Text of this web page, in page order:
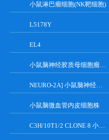
小鼠淋巴瘤细胞(NK靶细胞)
L5178Y
EL4
小鼠脑神经胶质母细胞瘤瘤株
NEURO-2A] 小鼠脑神经瘤细胞
小鼠脑微血管内皮细胞株
C3H/10T1/2 CLONE 8 小鼠胚胎成纤维细胞系